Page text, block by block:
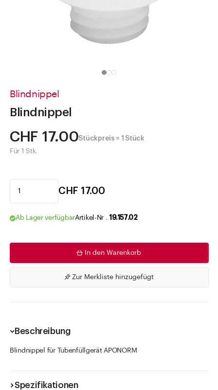
Blindnippel
Blindnippel
CHF 17.00Stückpreis = 1 Stück
Für 1 Stk.
CHF 17.00
Ab Lager verfügbarArtikel-Nr . 19.157.02
In den Warenkorb
Zur Merkliste hinzugefügt
Beschreibung
Blindnippel für Tubenfüllgerät APONORM
Spezifikationen